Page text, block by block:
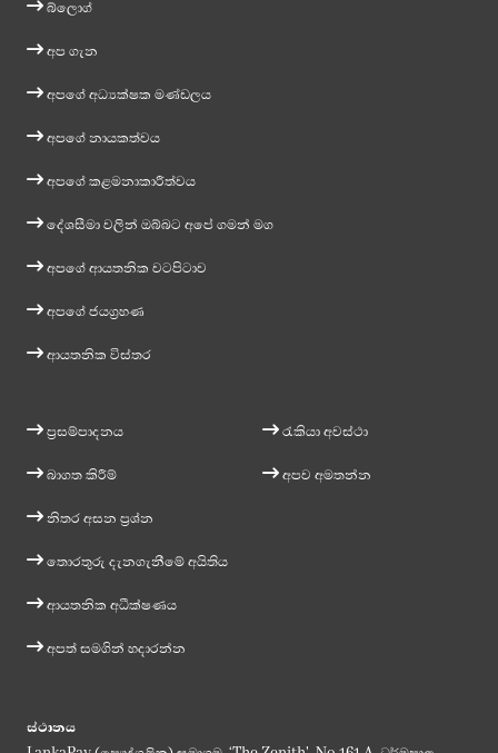
බ්ලොග්
අප ගැන
අපගේ අධ්‍යක්ෂක මණ්ඩලය
අපගේ නායකත්වය
අපගේ කළමනාකාරීත්වය
දේශසීමා වලින් ඔබ්බට අපේ ගමන් මග
අපගේ ආයතනික වටපිටාව
අපගේ ජයග්‍රහණ
ආයතනික විස්තර
ප්‍රසම්පාදනය
බාගත කිරීම්
නිතර අසන ප්‍රශ්න
තොරතුරු දැනගැනීමේ අයිතිය
ආයතනික අධීක්ෂණය
අපත් සමගින් හදාරන්න
රැකියා අවස්ථා
අපව අමතන්න
ස්ථානය